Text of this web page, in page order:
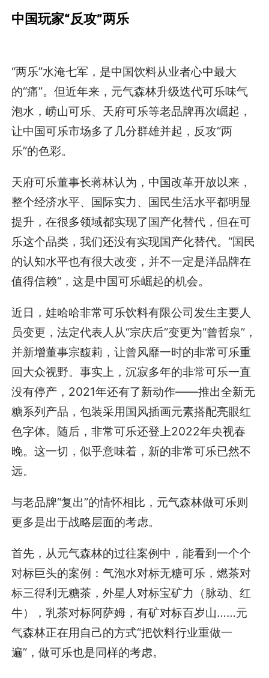
中国玩家“反攻”两乐
“两乐”水淹七军，是中国饮料从业者心中最大
的“痛”。但近年来，元气森林升级迭代可乐味气
泡水，崂山可乐、天府可乐等老品牌再次崛起，
让中国可乐市场多了几分群雄并起，反攻“两
乐”的色彩。
天府可乐董事长蒋林认为，中国改革开放以来，
整个经济水平、国际实力、国民生活水平都明显
提升，在很多领域都实现了国产化替代，但在可
乐这个品类，我们还没有实现国产化替代。“国民
的认知水平也有很大改变，并不一定是洋品牌在
值得信赖“，这是中国可乐崛起的机会。
近日，娃哈哈非常可乐饮料有限公司发生主要人
员变更，法定代表人从“宗庆后”变更为“曾哲泉”，
并新增董事宗馥莉，让曾风靡一时的非常可乐重
回大众视野。事实上，沉寂多年的非常可乐一直
没有停产，2021年还有了新动作——推出全新无
糖系列产品，包装采用国风插画元素搭配亮眼红
色字体。随后，非常可乐还登上2022年央视春
晚。这一切，似乎意味着，新的非常可乐已然不
远。
与老品牌“复出”的情怀相比，元气森林做可乐则
更多是出于战略层面的考虑。
首先，从元气森林的过往案例中，能看到一个个
对标巨头的案例：气泡水对标无糖可乐，燃茶对
标三得利无糖茶，外星人对标宝矿力（脉动、红
牛），乳茶对标阿萨姆，有矿对标百岁山……元
气森林正在用自己的方式“把饮料行业重做一
遍”，做可乐也是同样的考虑。